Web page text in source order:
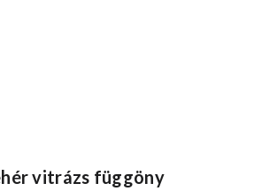
vitrázs függöny